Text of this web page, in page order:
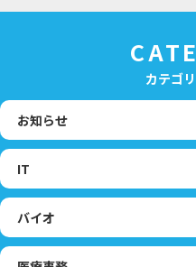
カテゴ
お知らせ
IT
バイオ